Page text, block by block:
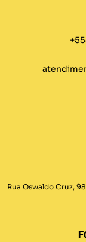
Rua Oswaldo Cruz,